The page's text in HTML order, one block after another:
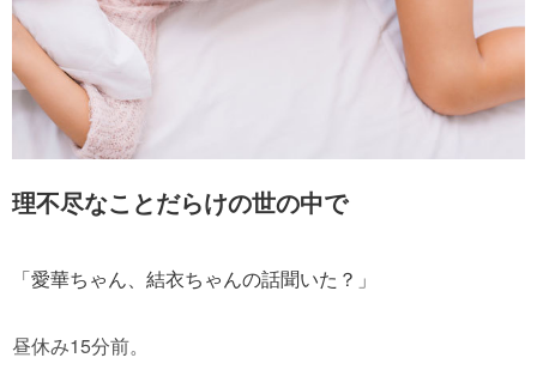
理不尽なことだらけの世の中で
「愛華ちゃん、結衣ちゃんの話聞いた？」
昼休み15分前。